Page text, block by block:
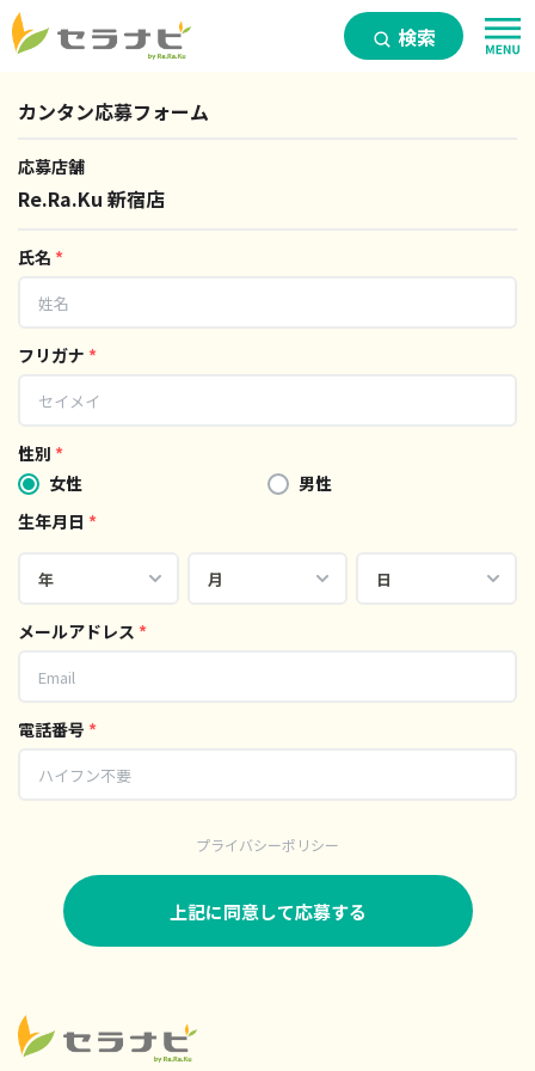
検索
カンタン応募フォーム
応募店舗
Re.Ra.Ku 新宿店
氏名 *
フリガナ *
性別 *
女性
男性
生年月日 *
メールアドレス *
電話番号 *
プライバシーポリシー